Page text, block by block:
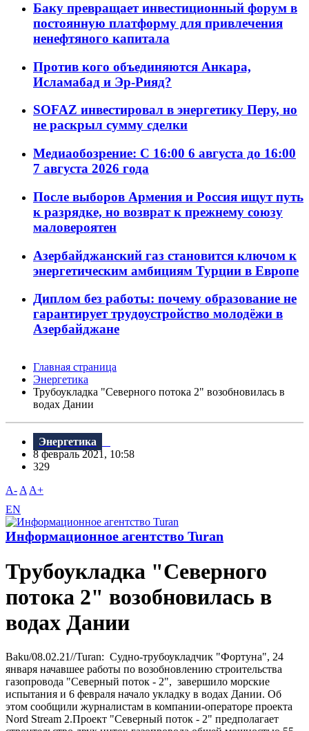
Баку превращает инвестиционный форум в
постоянную платформу для привлечения
ненефтяного капитала
Против кого объединяются Анкара,
Исламабад и Эр-Рияд?
SOFAZ инвестировал в энергетику Перу, но
не раскрыл сумму сделки
Медиаобозрение: С 16:00 6 августа до 16:00
7 августа 2026 года
После выборов Армения и Россия ищут путь
к разрядке, но возврат к прежнему союзу
маловероятен
Азербайджанский газ становится ключом к
энергетическим амбициям Турции в Европе
Диплом без работы: почему образование не
гарантирует трудоустройство молодёжи в
Азербайджане
Главная страница
Энергетика
Трубоукладка "Северного потока 2" возобновилась в
водах Дании
Энергетика
8 февраль 2021, 10:58
329
A- A A+
EN
Информационное агентство Turan
Трубоукладка "Северного
потока 2" возобновилась в
водах Дании
Baku/08.02.21//Turan: Судно-трубоукладчик "Фортуна", 24
января начавшее работы по возобновлению строительства
газопровода "Северный поток - 2", завершило морские
испытания и 6 февраля начало укладку в водах Дании. Об
этом сообщили журналистам в компании-операторе проекта
Nord Stream 2.Проект "Северный поток - 2" предполагает